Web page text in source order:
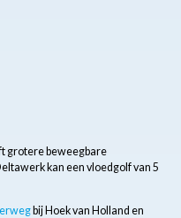
grotere beweegbare
kan een vloedgolf van 5
bij Hoek van Holland en